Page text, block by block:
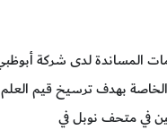
المساندة لدى شركة
بهدف ترسيخ قيم العلم
في متحف نوبل في